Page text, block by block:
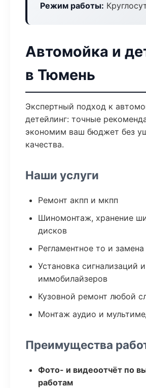
Режим работы:
Автомойка и
в Тюмень
Экспертный подход к
детейлинг: точные
экономим ваш бюджет без
качества.
Наши услуги
Ремонт акпп и мкпп
Шиномонтаж, хранение
дисков
Регламентное то и
Установка сигнализаций и
иммобилайзеров
Кузовной ремонт любой
Монтаж аудио и
Преимущества
Фото- и видеоотчёт по
работам